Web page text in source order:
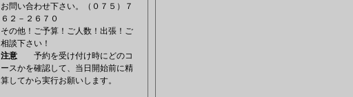
お問い合わせ下さい。（０７５）７
６２－２６７０
その他！ご予算！ご人数！出張！ご
相談下さい！
注意
予約を受け付け時にどのコ
ースかを確認して、当日開始前に精
算してから実行お願いします。